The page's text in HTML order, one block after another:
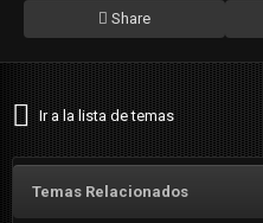
Share
Ir a la lista de temas
Temas Relacionados